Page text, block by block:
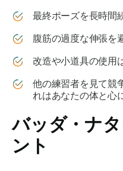
最終ポーズを長時間
腹筋の過度な伸張を
改造や小道具の使用
他の練習者を見て競
れはあなたの体と心
バッダ・ナ
ント